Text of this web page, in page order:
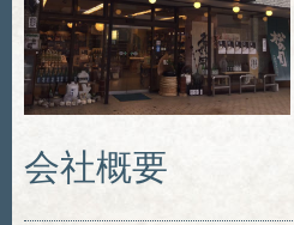
会社概要